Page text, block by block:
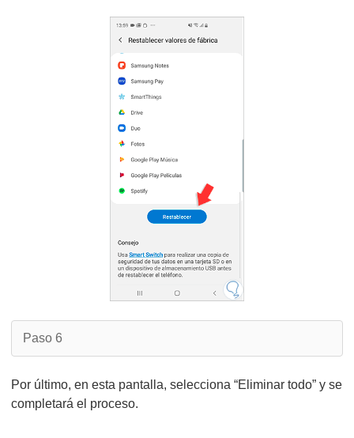
Paso 6
Por último, en esta pantalla, selecciona “Eliminar todo” y se
completará el proceso.